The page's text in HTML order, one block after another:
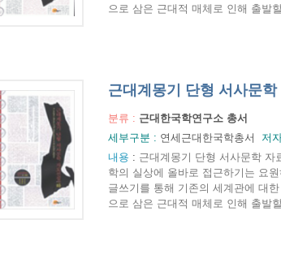
으로 삼은 근대적 매체로 인해 출발
근대계몽기 단형 서사문
분류 : 근대한국학연구소 총서
세부구분 : 연세근대한국학총서 저
내용 : 근대계몽기 단형 서사문학 자
학의 실상에 올바로 접근하기는 요
글쓰기를 통해 기존의 세계관에 대
으로 삼은 근대적 매체로 인해 출발